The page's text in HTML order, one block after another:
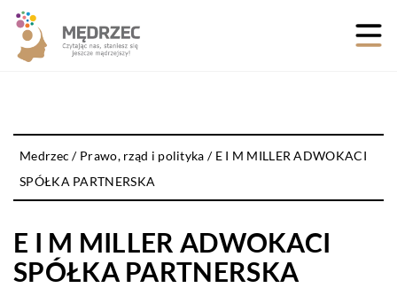
Medrzec / Prawo, rząd i polityka / E I M MILLER ADWOKACI
SPÓŁKA PARTNERSKA
E I M MILLER ADWOKACI
SPÓŁKA PARTNERSKA